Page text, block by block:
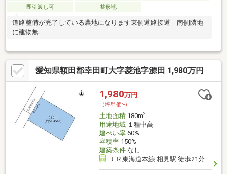
即引渡し可
整形地
道路整備が完了している農地になります東側道路接道 南側隣地
に建物無
愛知県額田郡幸田町大字菱池字源田 1,980万円
1,980万円
（坪単価:-）
土地面積180m2
用途地域１種中高
建ぺい率60%
容積率150%
建築条件なし
ＪＲ東海道本線 相見駅 徒歩21分